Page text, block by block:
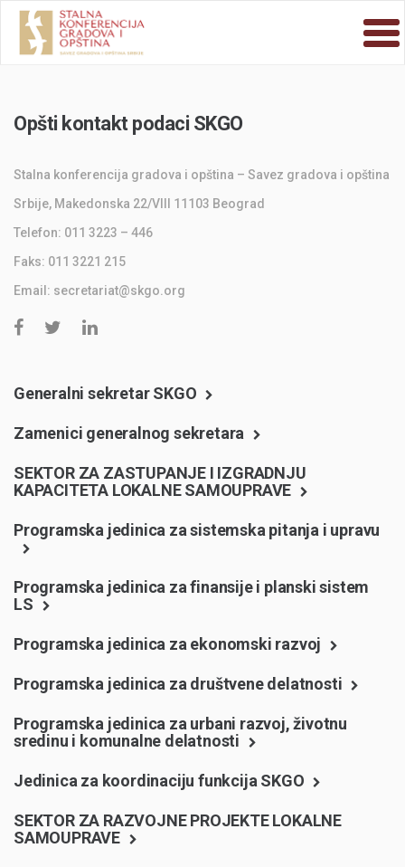
Opšti kontakt podaci SKGO
Stalna konferencija gradova i opština – Savez gradova i opština
Srbije, Makedonska 22/VIII 11103 Beograd
Telefon: 011 3223 – 446
Faks: 011 3221 215
Email: secretariat@skgo.org
Generalni sekretar SKGO
Zamenici generalnog sekretara
SEKTOR ZA ZASTUPANJE I IZGRADNJU
KAPACITETA LOKALNE SAMOUPRAVE
Programska jedinica za sistemska pitanja i upravu
Programska jedinica za finansije i planski sistem
LS
Programska jedinica za ekonomski razvoj
Programska jedinica za društvene delatnosti
Programska jedinica za urbani razvoj, životnu
sredinu i komunalne delatnosti
Jedinica za koordinaciju funkcija SKGO
SEKTOR ZA RAZVOJNE PROJEKTE LOKALNE
SAMOUPRAVE